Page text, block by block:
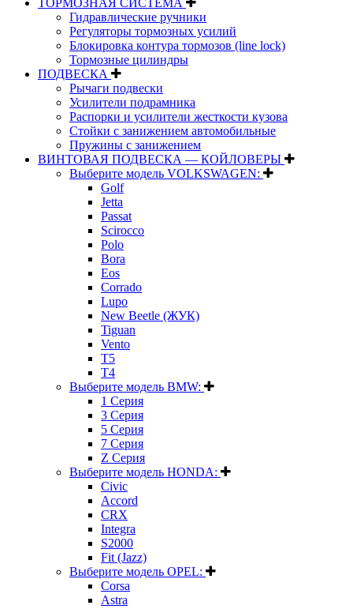
ТОРМОЗНАЯ СИСТЕМА
Гидравлические ручники
Регуляторы тормозных усилий
Блокировка контура тормозов (line lock)
Тормозные цилиндры
ПОДВЕСКА
Рычаги подвески
Усилители подрамника
Распорки и усилители жесткости кузова
Стойки с занижением автомобильные
Пружины с занижением
ВИНТОВАЯ ПОДВЕСКА — КОЙЛОВЕРЫ
Выберите модель VOLKSWAGEN:
Golf
Jetta
Passat
Scirocco
Polo
Bora
Eos
Corrado
Lupo
New Beetle (ЖУК)
Tiguan
Vento
T5
T4
Выберите модель BMW:
1 Серия
3 Серия
5 Серия
7 Серия
Z Серия
Выберите модель HONDA:
Civic
Accord
CRX
Integra
S2000
Fit (Jazz)
Выберите модель OPEL:
Corsa
Astra